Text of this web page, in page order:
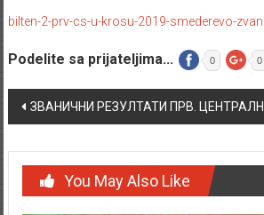
bilten-2-prv-cs-u-krosu-2019-smederevo-
Podelite sa prijateljima... 0 0
Post navigation
ЗВАНИЧНИ РЕЗУЛТАТИ ПРВ.
You May Also Like